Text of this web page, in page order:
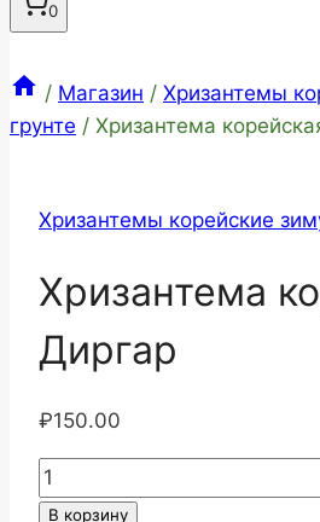
0
/ Магазин / Хризантемы
грунте / Хризантема
Хризантемы корейские
Хризантема
Диргар
₽150.00
Количество
товара
В корзину